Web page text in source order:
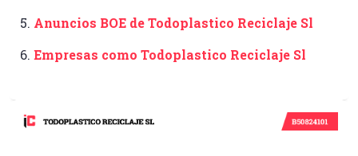
5. Anuncios BOE de Todoplastico Reciclaje Sl
6. Empresas como Todoplastico Reciclaje Sl